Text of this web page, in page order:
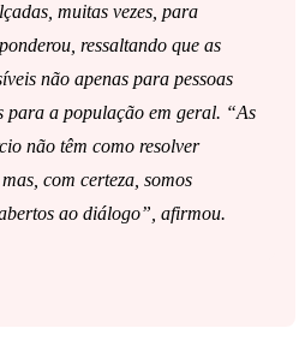
muitas vezes, para
ressaltando que as
não apenas para pessoas
para a população em geral. “As
não têm como resolver
com certeza, somos
ao diálogo”, afirmou.